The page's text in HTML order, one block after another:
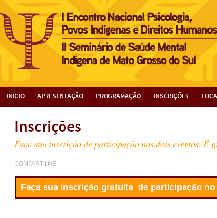
INÍCIO APRESENTAÇÃO PROGRAMAÇÃO INSCRIÇÕES
Inscrições
Faça sua inscrição de participação nos dois eventos. É
COMPARTILHE
Faça sua inscrição gratuita de participação